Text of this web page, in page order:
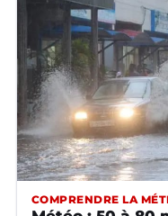
COMPRENDRE LA